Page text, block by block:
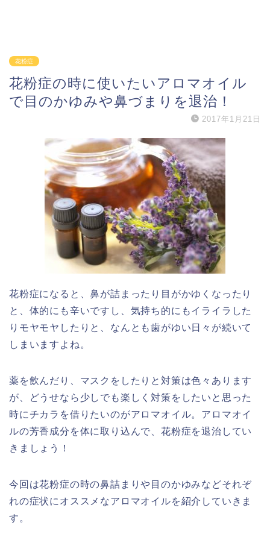
花粉症
花粉症の時に使いたいアロマオイル
で目のかゆみや鼻づまりを退治！
2017年1月21日
花粉症になると、鼻が詰まったり目がかゆくなったり
と、体的にも辛いですし、気持ち的にもイライラした
りモヤモヤしたりと、なんとも歯がゆい日々が続いて
しまいますよね。
薬を飲んだり、マスクをしたりと対策は色々あります
が、どうせなら少しでも楽しく対策をしたいと思った
時にチカラを借りたいのがアロマオイル。アロマオイ
ルの芳香成分を体に取り込んで、花粉症を退治してい
きましょう！
今回は花粉症の時の鼻詰まりや目のかゆみなどそれぞ
れの症状にオススメなアロマオイルを紹介していきま
す。